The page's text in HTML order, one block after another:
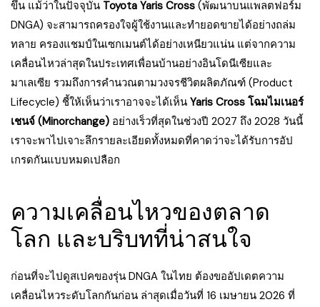
ขึ้น แม้ว่าในปัจจุบัน Toyota Yaris Cross (พัฒนาบนแพลตฟอร์ม
DNGA) จะสามารถครองใจผู้ใช้งานและทำยอดขายได้อย่างถล่ม
ทลาย ครองแชมป์ในเซกเมนต์ได้อย่างเหนียวแน่น แต่จากความ
เคลื่อนไหวล่าสุดในประเทศเพื่อนบ้านอย่างอินโดนีเซียและ
มาเลเซีย รวมถึงการคำนวณตามวงจรชีวิตผลิตภัณฑ์ (Product
Lifecycle) ชี้ให้เห็นว่าเราอาจจะได้เห็น Yaris Cross โฉมไมเนอร์
เชนจ์ (Minorchange) อย่างเร็วที่สุดในช่วงปี 2027 ถึง 2028 วันนี้
เราจะพาไปเจาะลึกรายละเอียดทั้งหมดที่คาดว่าจะได้รับการอัป
เกรดกันแบบหมดเปลือก
ความเคลื่อนไหวของตลาด
โลก และบริบทที่น่าสนใจ
ก่อนที่จะไปดูสเปคของรุ่น DNGA ในไทย ต้องขออัปเดตความ
เคลื่อนไหวระดับโลกกันก่อน ล่าสุดเมื่อวันที่ 16 เมษายน 2026 ที่